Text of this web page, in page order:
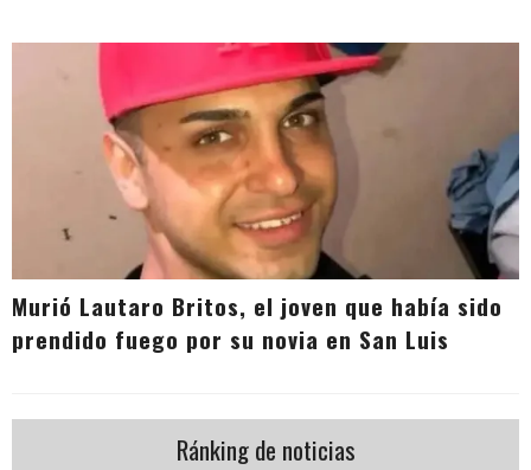
Murió Lautaro Britos, el joven que había sido
prendido fuego por su novia en San Luis
Ránking de noticias